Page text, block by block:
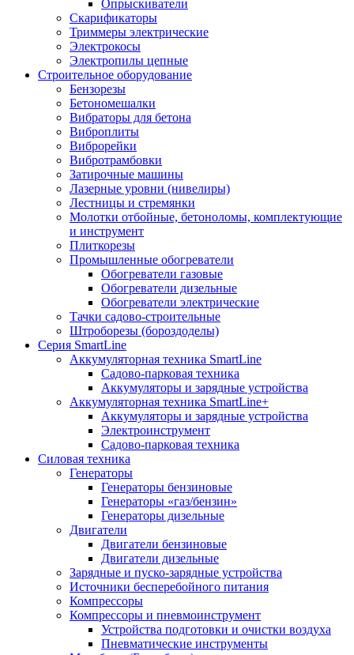
Опрыскиватели
Скарификаторы
Триммеры электрические
Электрокосы
Электропилы цепные
Строительное оборудование
Бензорезы
Бетономешалки
Вибраторы для бетона
Виброплиты
Виброрейки
Вибротрамбовки
Затирочные машины
Лазерные уровни (нивелиры)
Лестницы и стремянки
Молотки отбойные, бетоноломы, комплектующие
и инструмент
Плиткорезы
Промышленные обогреватели
Обогреватели газовые
Обогреватели дизельные
Обогреватели электрические
Тачки садово-строительные
Штроборезы (бороздоделы)
Серия SmartLine
Аккумуляторная техника SmartLine
Садово-парковая техника
Аккумуляторы и зарядные устройства
Аккумуляторная техника SmartLine+
Аккумуляторы и зарядные устройства
Электроинструмент
Садово-парковая техника
Силовая техника
Генераторы
Генераторы бензиновые
Генераторы «газ/бензин»
Генераторы дизельные
Двигатели
Двигатели бензиновые
Двигатели дизельные
Зарядные и пуско-зарядные устройства
Источники бесперебойного питания
Компрессоры
Компрессоры и пневмоинструмент
Устройства подготовки и очистки воздуха
Пневматические инструменты